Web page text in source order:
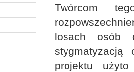
Twórcom
losach osób
stygmatyzacją
projektu